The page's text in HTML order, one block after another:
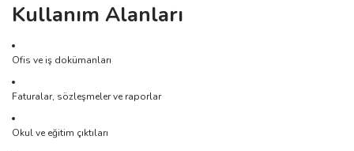
Kullanım Alanları
Ofis ve iş dokümanları
Faturalar, sözleşmeler ve raporlar
Okul ve eğitim çıktıları